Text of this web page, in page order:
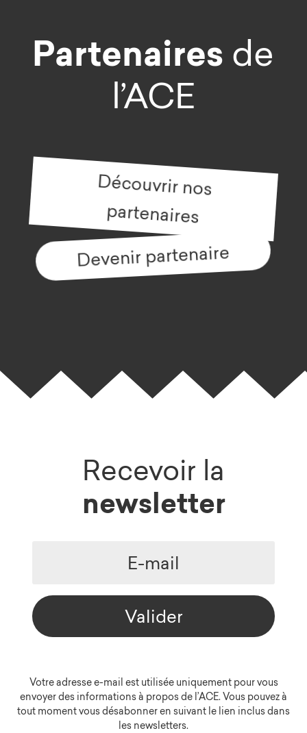
Partenaires de
l’ACE
Découvrir nos
partenaires
Devenir partenaire
Recevoir la
newsletter
Valider
Votre adresse e-mail est utilisée uniquement pour vous
envoyer des informations à propos de l’ACE. Vous pouvez à
tout moment vous désabonner en suivant le lien inclus dans
les newsletters.